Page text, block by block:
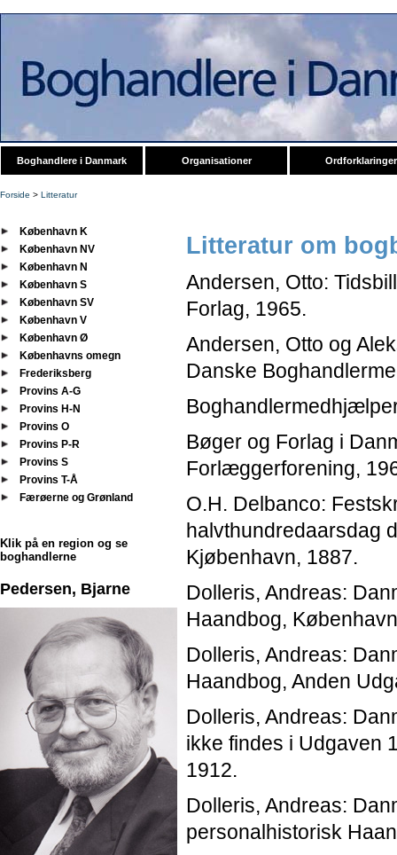
Boghandlere i Danmark Organisationer Ordforklaringer
Forside > Litteratur
København K
København NV
København N
København S
København SV
København V
København Ø
Københavns omegn
Frederiksberg
Provins A-G
Provins H-N
Provins O
Provins P-R
Provins S
Provins T-Å
Færøerne og Grønland
Klik på en region og se
boghandlerne
Pedersen, Bjarne
Litteratur om
Andersen, Otto:
Forlag, 1965.
Andersen, Otto og
Danske
Bøger og Forlag i
Forlæggerforening,
O.H. Delbanco:
halvthundredaarsdag
Kjøbenhavn, 1887.
Dolleris, Andreas:
Haandbog,
Dolleris, Andreas:
Haandbog, Anden
Dolleris, Andreas:
ikke findes i Udgaven
1912.
Dolleris, Andreas:
personalhistorisk